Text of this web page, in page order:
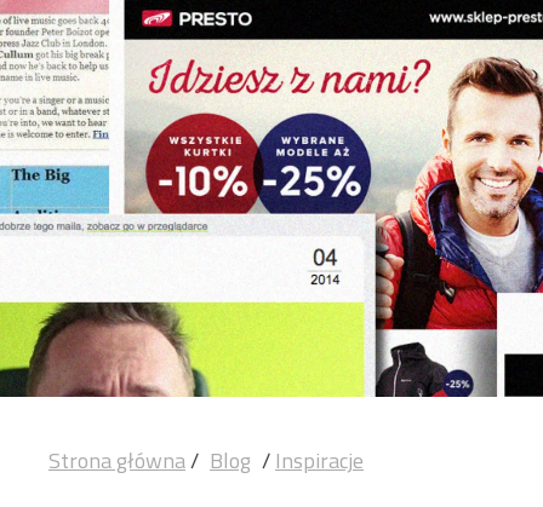
Strona główna/ Blog /Inspiracje